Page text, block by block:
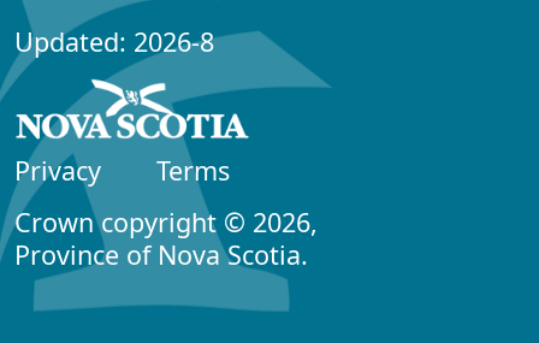
Updated: 2026-8
Privacy
Terms
Crown copyright © 2026,
Province of Nova Scotia.